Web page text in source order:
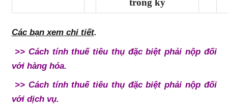
trong kỳ
Các bạn xem chi tiết.
>> Cách tính thuế tiêu thụ đặc biệt phải nộp đối
với hàng hóa.
>> Cách tính thuế tiêu thụ đặc biệt phải nộp đối
với dịch vụ.